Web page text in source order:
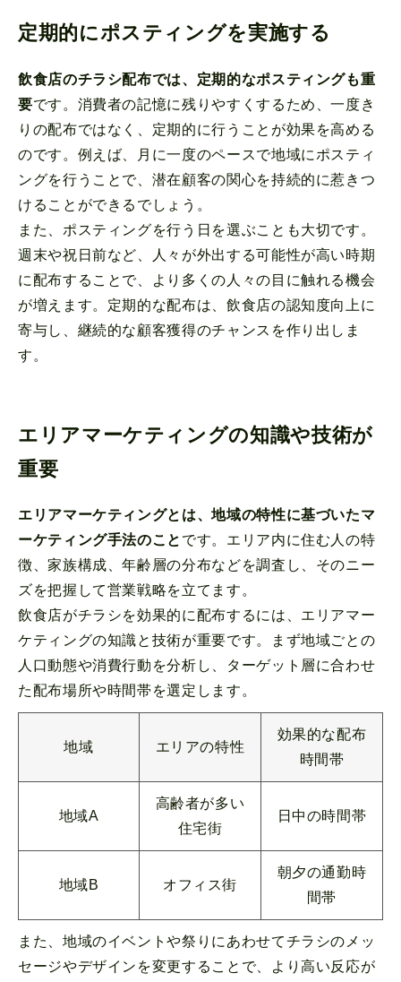
定期的にポスティングを実施する
飲食店のチラシ配布では、定期的なポスティングも重
要です。消費者の記憶に残りやすくするため、一度き
りの配布ではなく、定期的に行うことが効果を高める
のです。例えば、月に一度のペースで地域にポスティ
ングを行うことで、潜在顧客の関心を持続的に惹きつ
けることができるでしょう。
また、ポスティングを行う日を選ぶことも大切です。
週末や祝日前など、人々が外出する可能性が高い時期
に配布することで、より多くの人々の目に触れる機会
が増えます。定期的な配布は、飲食店の認知度向上に
寄与し、継続的な顧客獲得のチャンスを作り出しま
す。
エリアマーケティングの知識や技術が
重要
エリアマーケティングとは、地域の特性に基づいたマ
ーケティング手法のこと です。エリア内に住む人の特
徴、家族構成、年齢層の分布などを調査し、そのニー
ズを把握して営業戦略を立てます。
飲食店がチラシを効果的に配布するには、エリアマー
ケティングの知識と技術が重要です。まず地域ごとの
人口動態や消費行動を分析し、ターゲット層に合わせ
た配布場所や時間帯を選定します。
地域 エリアの特性
効果的な配布
時間帯
地域A
高齢者が多い
住宅街
日中の時間帯
地域B オフィス街
朝夕の通勤時
間帯
また、地域のイベントや祭りにあわせてチラシのメッ
セージやデザインを変更することで、より高い反応が